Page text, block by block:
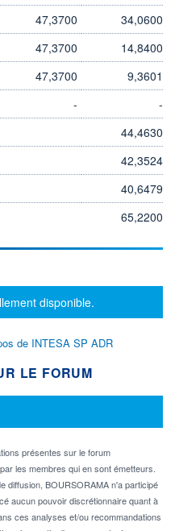
47,3700
34,0600
47,3700
14,8400
47,3700
9,3601
-
-
44,4630
42,3524
40,6479
65,2200
disponible.
de INTESA SP ADR
LE FORUM
présentes sur le forum
les membres qui en sont émetteurs.
diffusion, BOURSORAMA n'a participé
aucun pouvoir discrétionnaire quant à
ces analyses et/ou recommandations